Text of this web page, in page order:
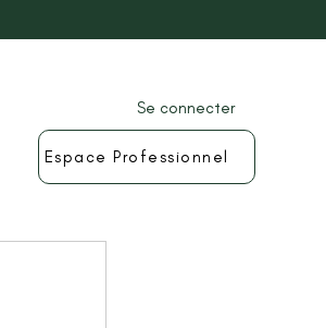
Se connecter
Espace Professionnel